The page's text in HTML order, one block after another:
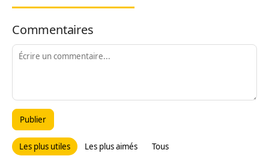
Commentaires
Publier
Les plus utiles Les plus aimés Tous